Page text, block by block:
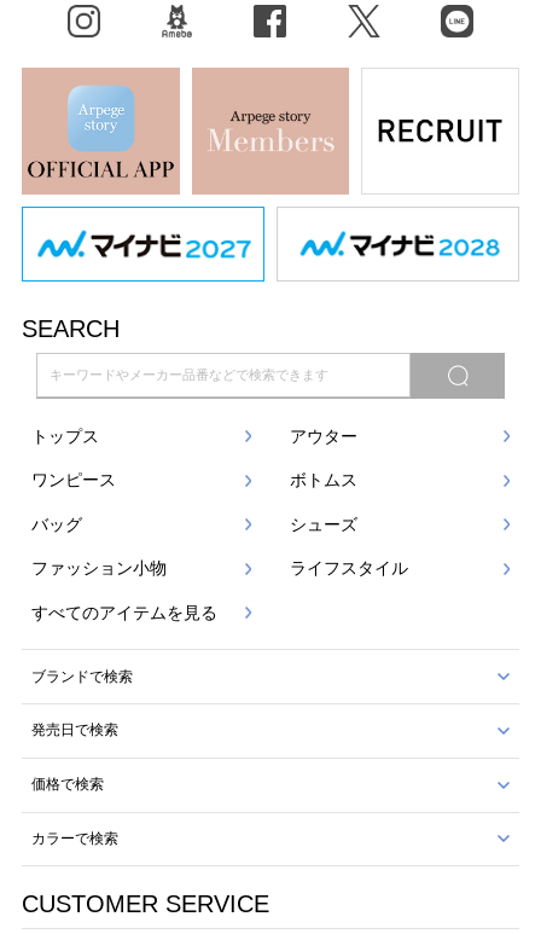
X（旧Twitter） LINE
SEARCH
トップス アウター
ワンピース ボトムス
バッグ シューズ
ファッション小物 ライフスタイル
すべてのアイテムを見る
ブランドで検索
発売日で検索
価格で検索
カラーで検索
CUSTOMER SERVICE